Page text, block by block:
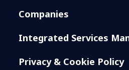
Companies
Integrated Services
Privacy & Cookie Policy